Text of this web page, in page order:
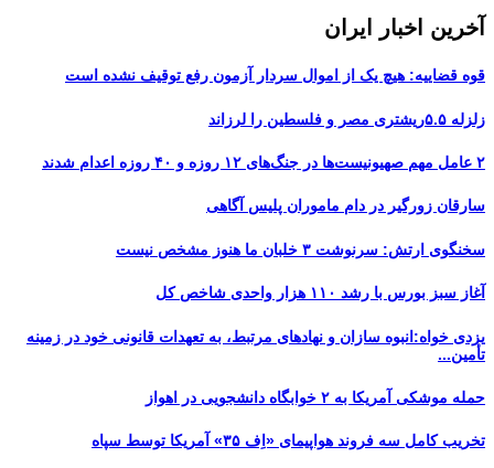
آخرین اخبار ایران
قوه قضاییه: هیچ یک از اموال سردار آزمون رفع توقیف نشده است
زلزله ۵.۵ریشتری مصر و فلسطین را لرزاند
۲ عامل مهم صهیونیست‌ها در جنگ‌های ۱۲ روزه و ۴۰ روزه اعدام شدند
سارقان زورگیر در دام ماموران پلیس آگاهی
سخنگوی ارتش: سرنوشت ۳ خلبان ما هنوز مشخص نیست
آغاز سبز بورس با رشد ۱۱۰ هزار واحدی شاخص کل
یزدی خواه:انبوه سازان و نهادهای مرتبط، به تعهدات قانونی خود در زمینه
تأمین...
حمله موشکی آمریکا به ۲ خوابگاه دانشجویی در اهواز
تخریب کامل سه فروند هواپیمای «اِف ۳۵» آمریکا توسط سپاه